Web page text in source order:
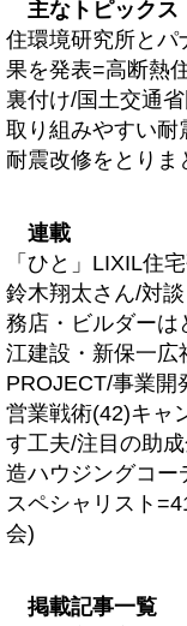
主なトピックス
住環境研究所とパ
果を発表=高断熱
裏付け/国土交通
取り組みやすい耐
耐震改修をとりま
連載
「ひと」LIXIL住
鈴木翔太さん/対
務店・ビルダーは
江建設・新保一広
PROJECT/事業開
営業戦術(42)キャ
す工夫/注目の助
造ハウジングコー
スペシャリスト
会)
掲載記事一覧